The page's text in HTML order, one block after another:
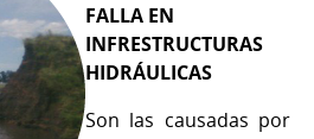
FALLA EN
INFRESTRUCTURAS
HIDRÁULICAS
Son las causadas por